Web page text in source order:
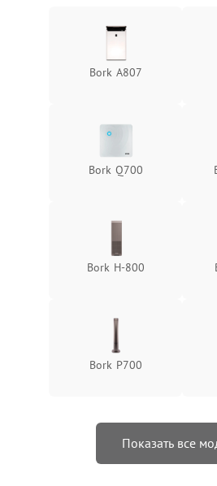
Bork A807
Bork Q700
Bork H-800
Bork P700
Показать все